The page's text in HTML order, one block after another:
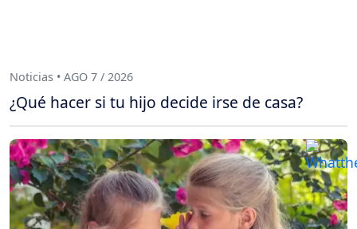
Noticias • AGO 7 / 2026
¿Qué hacer si tu hijo decide irse de casa?